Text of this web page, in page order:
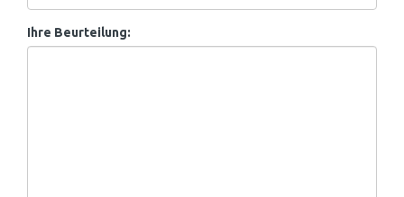
Ihre Beurteilung: